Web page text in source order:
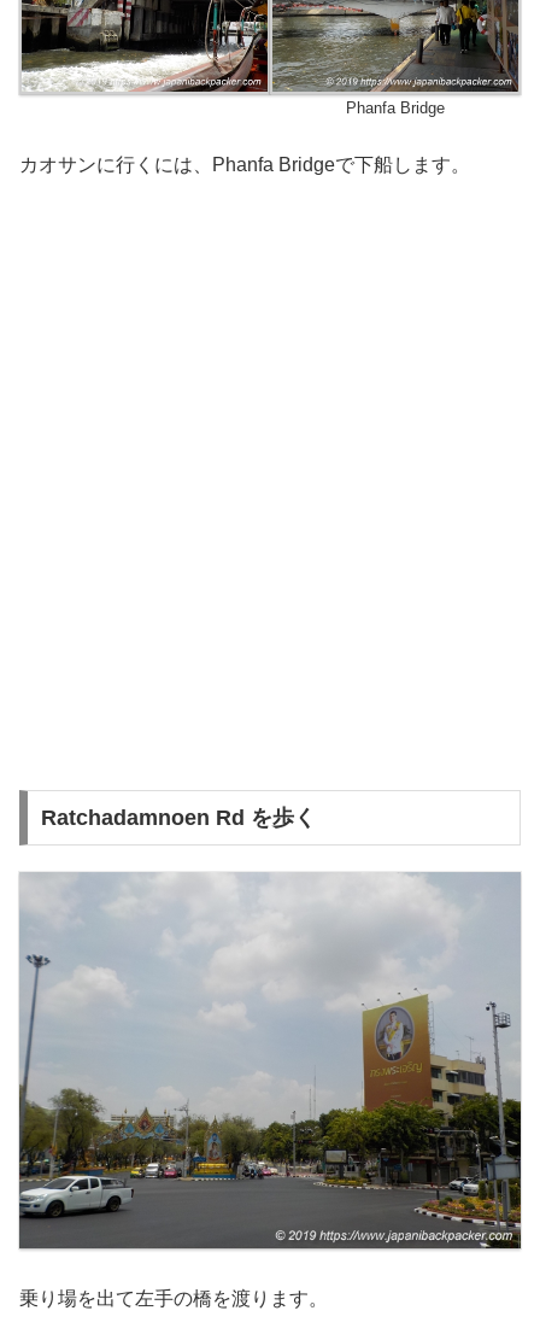
Phanfa Bridge
カオサンに行くには、Phanfa Bridgeで下船します。
Ratchadamnoen Rd を歩く
乗り場を出て左手の橋を渡ります。